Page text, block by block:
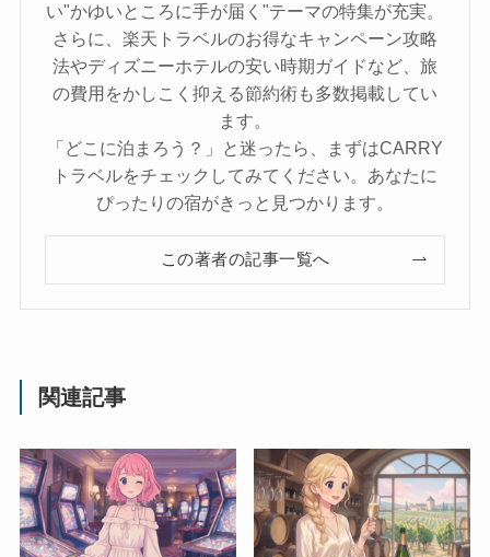
い"かゆいところに手が届く"テーマの特集が充実。
さらに、楽天トラベルのお得なキャンペーン攻略
法やディズニーホテルの安い時期ガイドなど、旅
の費用をかしこく抑える節約術も多数掲載してい
ます。
「どこに泊まろう？」と迷ったら、まずはCARRY
トラベルをチェックしてみてください。あなたに
ぴったりの宿がきっと見つかります。
この著者の記事一覧へ
関連記事